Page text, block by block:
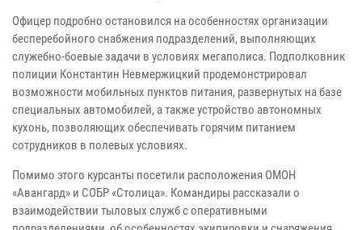
Офицер подробно остановился на особенностях организации
бесперебойного снабжения подразделений, выполняющих
служебно-боевые задачи в условиях мегаполиса. Подполковник
полиции Константин Невмержицкий продемонстрировал
возможности мобильных пунктов питания, развернутых на базе
специальных автомобилей, а также устройство автономных
кухонь, позволяющих обеспечивать горячим питанием
сотрудников в полевых условиях.
Помимо этого курсанты посетили расположения ОМОН
«Авангард» и СОБР «Столица». Командиры рассказали о
взаимодействии тыловых служб с оперативными